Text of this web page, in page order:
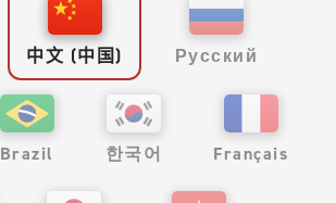
了解更多
中文 (中国) Русский
Brazil 한국어 Français